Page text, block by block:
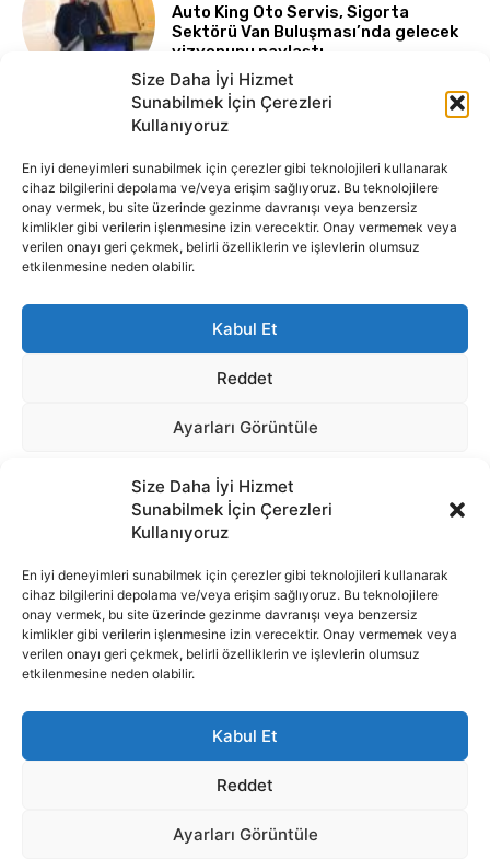
Size Daha İyi Hizmet
Sunabilmek İçin Çerezleri
Kullanıyoruz
En iyi deneyimleri sunabilmek için çerezler gibi teknolojileri kullanarak
cihaz bilgilerini depolama ve/veya erişim sağlıyoruz. Bu teknolojilere
onay vermek, bu site üzerinde gezinme davranışı veya benzersiz
kimlikler gibi verilerin işlenmesine izin verecektir. Onay vermemek veya
verilen onayı geri çekmek, belirli özelliklerin ve işlevlerin olumsuz
etkilenmesine neden olabilir.
Kabul Et
Reddet
Ayarları Görüntüle
İnternet portalımızda yer alan tüm haber metini, resim ve benzeri
içeriğin hakları Sigortamedya Yayıncılık A.Ş.'ye aittir. Hiçbir şekilde
basılı ya da elektronik bir ortamda, kaynak gösterilse bile izin
e-Mail Adresimiz: info@sigortamedia.com